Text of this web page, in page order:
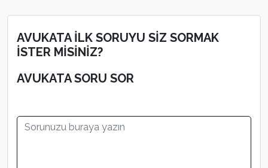
AVUKATA İLK SORUYU SİZ SORMAK
İSTER MİSİNİZ?
AVUKATA SORU SOR